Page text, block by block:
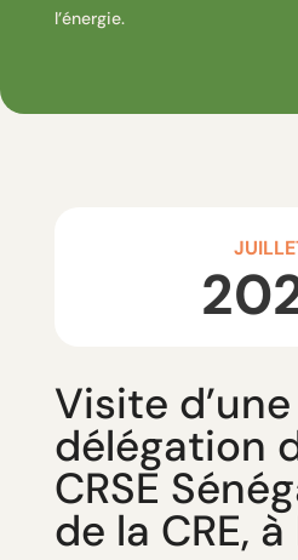
l’énergie.
Visite d’une
délégation
CRSE
de la CRE,